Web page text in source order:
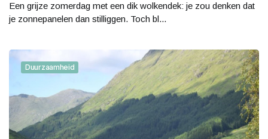
Een grijze zomerdag met een dik wolkendek: je zou denken dat
je zonnepanelen dan stilliggen. Toch bl...
Duurzaamheid